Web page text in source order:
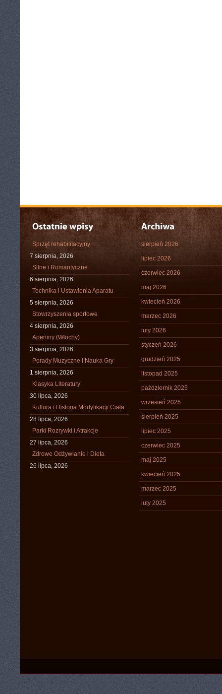
Sprzęt rehabilitacyjny
7 sierpnia, 2026
Silne i Romantyczne
6 sierpnia, 2026
Technika i Ustawienia Aparatu
5 sierpnia, 2026
Stowrzyszenia sportowe
4 sierpnia, 2026
Apeniny (Włochy)
3 sierpnia, 2026
Porady Muzyczne i Nauka Gry
1 sierpnia, 2026
Klasyka Literatury
30 lipca, 2026
Kultura i Historia Modyfikacji Ciała
28 lipca, 2026
Parki Rozrywki i Atrakcje
27 lipca, 2026
Zdrowe Odżywianie i Dieta
26 lipca, 2026
sierpień 2026
lipiec 2026
czerwiec 2026
maj 2026
kwiecień 2026
marzec 2026
luty 2026
styczeń 2026
grudzień 2025
listopad 2025
październik 2025
wrzesień 2025
sierpień 2025
lipiec 2025
czerwiec 2025
maj 2025
kwiecień 2025
marzec 2025
luty 2025